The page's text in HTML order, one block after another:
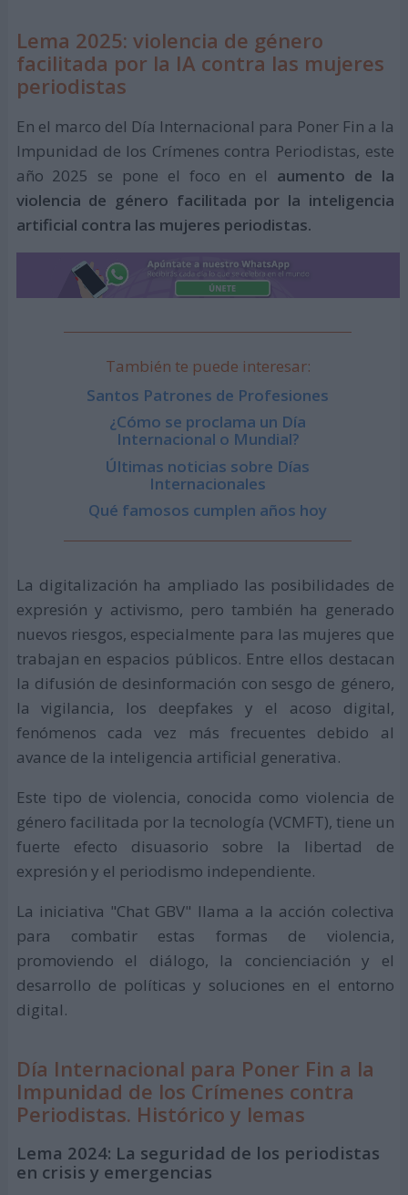
Lema 2025: violencia de género
facilitada por la IA contra las mujeres
periodistas
En el marco del Día Internacional para Poner Fin a la
Impunidad de los Crímenes contra Periodistas, este
año 2025 se pone el foco en el aumento de la
violencia de género facilitada por la inteligencia
artificial contra las mujeres periodistas.
También te puede interesar:
Santos Patrones de Profesiones
¿Cómo se proclama un Día
Internacional o Mundial?
Últimas noticias sobre Días
Internacionales
Qué famosos cumplen años hoy
La digitalización ha ampliado las posibilidades de
expresión y activismo, pero también ha generado
nuevos riesgos, especialmente para las mujeres que
trabajan en espacios públicos. Entre ellos destacan
la difusión de desinformación con sesgo de género,
la vigilancia, los deepfakes y el acoso digital,
fenómenos cada vez más frecuentes debido al
avance de la inteligencia artificial generativa.
Este tipo de violencia, conocida como violencia de
género facilitada por la tecnología (VCMFT), tiene un
fuerte efecto disuasorio sobre la libertad de
expresión y el periodismo independiente.
La iniciativa "Chat GBV" llama a la acción colectiva
para combatir estas formas de violencia,
promoviendo el diálogo, la concienciación y el
desarrollo de políticas y soluciones en el entorno
digital.
Día Internacional para Poner Fin a la
Impunidad de los Crímenes contra
Periodistas. Histórico y lemas
Lema 2024: La seguridad de los periodistas
en crisis y emergencias